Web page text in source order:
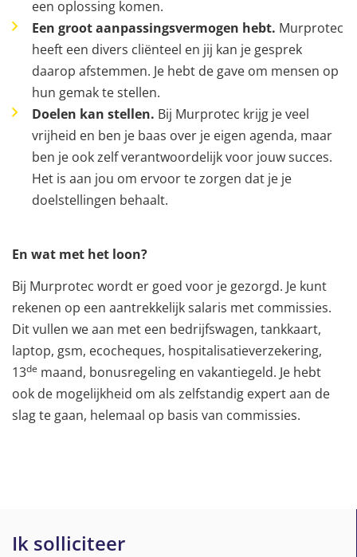
een oplossing komen.
Een groot aanpassingsvermogen hebt. Murprotec
heeft een divers cliënteel en jij kan je gesprek
daarop afstemmen. Je hebt de gave om mensen op
hun gemak te stellen.
Doelen kan stellen. Bij Murprotec krijg je veel
vrijheid en ben je baas over je eigen agenda, maar
ben je ook zelf verantwoordelijk voor jouw succes.
Het is aan jou om ervoor te zorgen dat je je
doelstellingen behaalt.
En wat met het loon?
Bij Murprotec wordt er goed voor je gezorgd. Je kunt
rekenen op een aantrekkelijk salaris met commissies.
Dit vullen we aan met een bedrijfswagen, tankkaart,
laptop, gsm, ecocheques, hospitalisatieverzekering,
13de maand, bonusregeling en vakantiegeld. Je hebt
ook de mogelijkheid om als zelfstandig expert aan de
slag te gaan, helemaal op basis van commissies.
Ik solliciteer